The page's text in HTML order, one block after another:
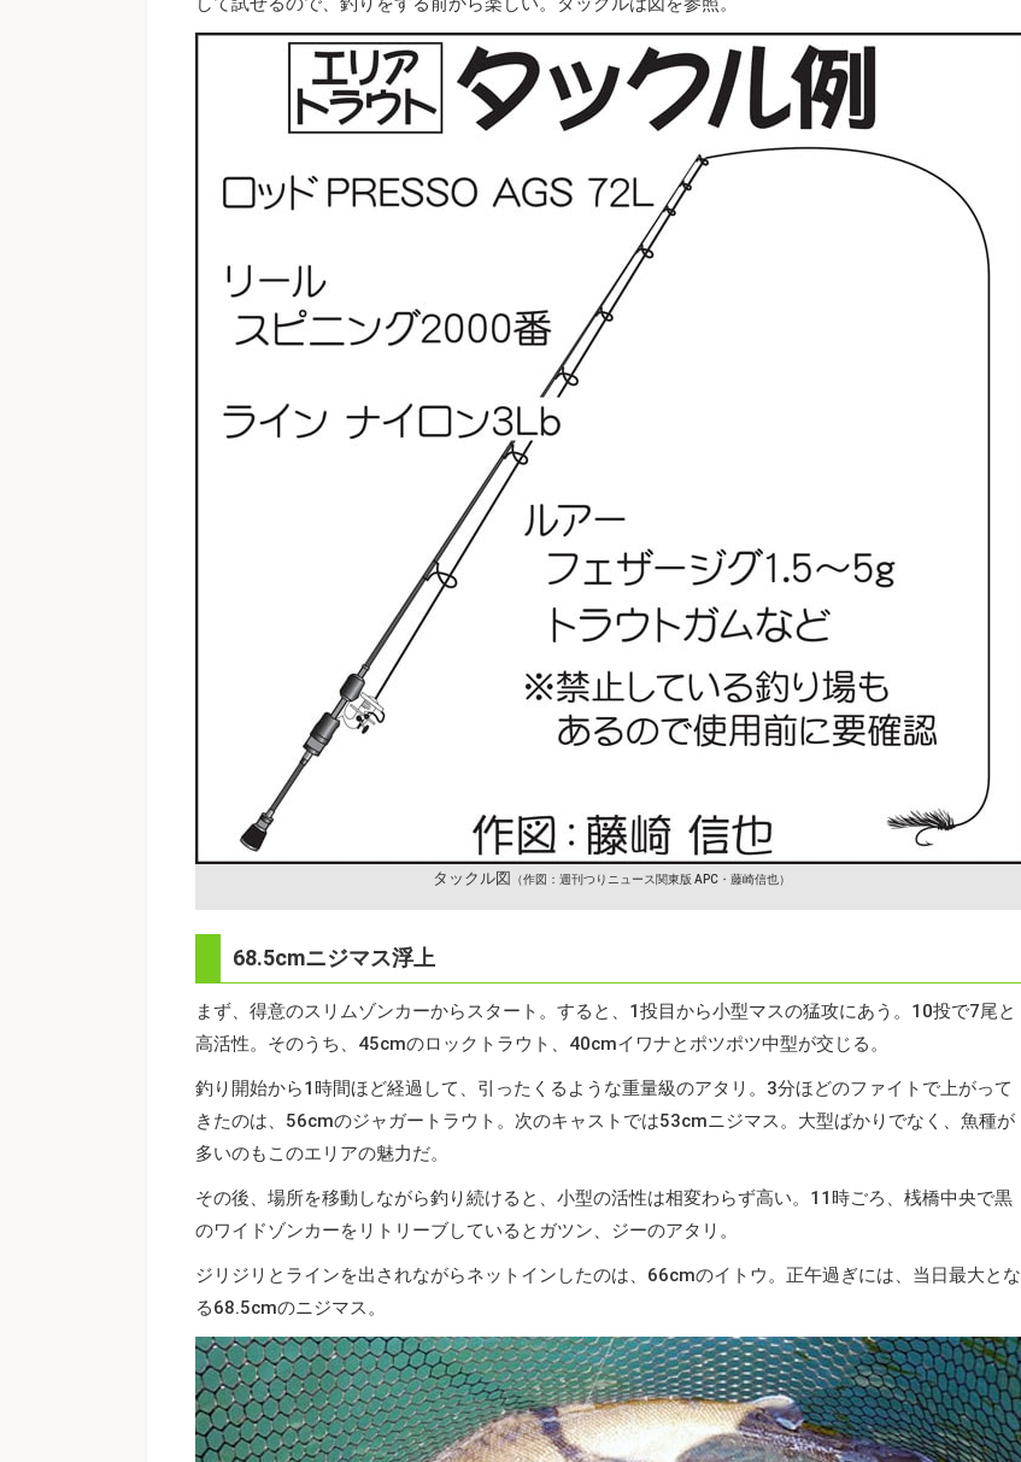
タックル図 （作図：週刊つりニュース関東版 APC・藤崎信也）
68.5cmニジマス浮上
まず、得意のスリムゾンカーからスタート。すると、1投目から小型マスの猛攻にあう。10投で7尾と
高活性。そのうち、45cmのロックトラウト、40cmイワナとポツポツ中型が交じる。
釣り開始から1時間ほど経過して、引ったくるような重量級のアタリ。3分ほどのファイトで上がって
きたのは、56cmのジャガートラウト。次のキャストでは53cmニジマス。大型ばかりでなく、魚種が
多いのもこのエリアの魅力だ。
その後、場所を移動しながら釣り続けると、小型の活性は相変わらず高い。11時ごろ、桟橋中央で黒
のワイドゾンカーをリトリーブしているとガツン、ジーのアタリ。
ジリジリとラインを出されながらネットインしたのは、66cmのイトウ。正午過ぎには、当日最大とな
る68.5cmのニジマス。